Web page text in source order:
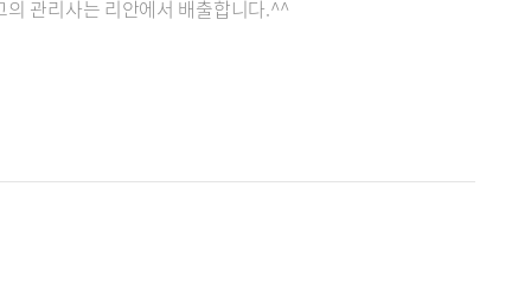
관리사는 리안에서 배출합니다.^^